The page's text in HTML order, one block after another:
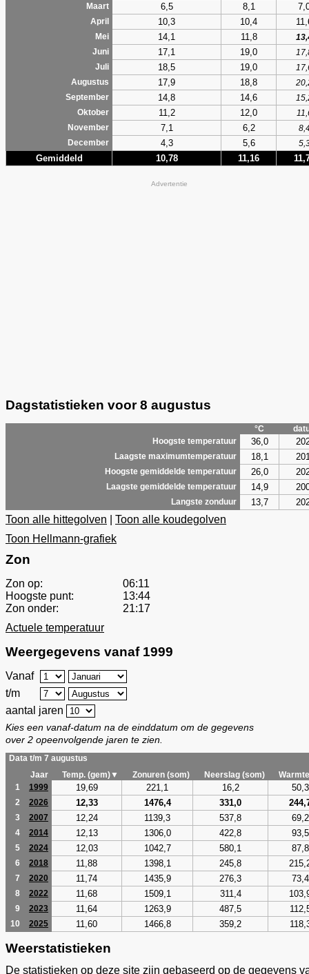
Maart 6,5 8,1
April 10,3 10,4
Mei 14,1 11,8
Juni
17,1 19,0
Juli
18,5 19,0
Augustus
17,9 18,8
September
14,8 14,6
Oktober
11,2 12,0
November
7,1 6,2
December
4,3 5,6
Gemiddeld 10,78 11,16
Advertentie
Dagstatistieken voor 8 augustus
°C
Hoogste temperatuur
36,0
Laagste maximumtemperatuur 18,1
Hoogste gemiddelde temperatuur 26,0
Laagste gemiddelde temperatuur 14,9
Langste zonduur 13,7
Toon alle hittegolven
Toon alle koudegolven
Toon Hellmann-grafiek
Zon
Zon op:
06:11
Hoogste punt:
13:44
Zon onder:
21:17
Actuele temperatuur
Weergegevens vanaf 1999
Vanaf
t/m
aantal jaren
Kies een vanaf-datum na de einddatum om de gegevens
over 2 opeenvolgende jaren te zien.
Data t/m 7 augustus
Jaar
Temp. (gem)▼ Zonuren (som) Neerslag (som)
1
1999 19,69 221,1 16,2 50,3
2 2026 12,33 1476,4 331,0
3 2007 12,24 1139,3 537,8 69,2
4 2014 12,13 1306,0 422,8 93,5
5 2024 12,03 1042,7 580,1 87,8
6 2018 11,88 1398,1 245,8
7 2020 11,74 1435,9 276,3 73,4
8 2022 11,68 1509,1 311,4
9 2023 11,64 1263,9 487,5
10 2025 11,60 1466,8 359,2
Weerstatistieken
De statistieken op deze site zijn gebaseerd op de gegevens